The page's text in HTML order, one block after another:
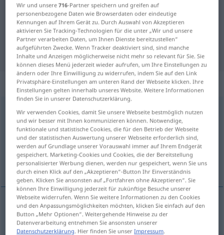
Deutsch-Slowenisch Übersetzung
für "sparen"
"sparen" Slowenisch Übersetzung
„sparen“
sparen
Übersicht aller Übersetzungen
(Für mehr Details die Übersetzung anklicken/antippen)
varčeváti, hraníti
varčeváti sparen
Wir und unsere716-Partner speichern und greifen auf
personenbezogene Daten wie Browserdaten oder eindeutige
Kennungen auf Ihrem Gerät zu. Durch Auswahl von Akzeptieren
aktivieren Sie Tracking-Technologien für die unter „Wir und unsere
Partner verarbeiten Daten, um Ihnen Dienste bereitzustellen“
aufgeführten Zwecke. Wenn Tracker deaktiviert sind, sind manche
Inhalte und Anzeigen möglicherweise nicht mehr so relevant für Sie. Sie
können dieses Menü jederzeit wieder aufrufen, um Ihre Einstellungen zu
ändern oder Ihre Einwilligung zu widerrufen, indem Sie auf den Link
Privatsphäre-Einstellungen am unteren Rand der Webseite klicken. Ihre
Einstellungen gelten innerhalb unseres Website. Weitere Informationen
finden Sie in unserer Datenschutzerklärung.
Wir verwenden Cookies, damit Sie unsere Webseite bestmöglich nutzen
und wir besser mit Ihnen kommunizieren können. Notwendige,
funktionale und statistische Cookies, die für den Betrieb der Webseite
und der statistischen Auswertung unserer Webseite erforderlich sind,
werden auf Grundlage unserer Vorauswahl immer auf Ihrem Endgerät
gespeichert. Marketing-Cookies und Cookies, die der Bereitstellung
personalisierter Werbung dienen, werden nur gespeichert, wenn Sie uns
durch einen Klick auf den „Akzeptieren“-Button Ihr Einverständnis
geben. Klicken Sie ansonsten auf „Fortfahren ohne Akzeptieren“. Sie
können Ihre Einwilligung jederzeit für zukünftige Besuche unserer
Webseite widerrufen. Wenn Sie weitere Informationen zu den Cookies
und den Anpassungsmöglichkeiten möchten, klicken Sie einfach auf den
Button „Mehr Optionen“. Weitergehende Hinweise zu der
Datenverarbeitung entnehmen Sie ansonsten unserer
Datenschutzerklärung . Hier finden Sie unserImpressum